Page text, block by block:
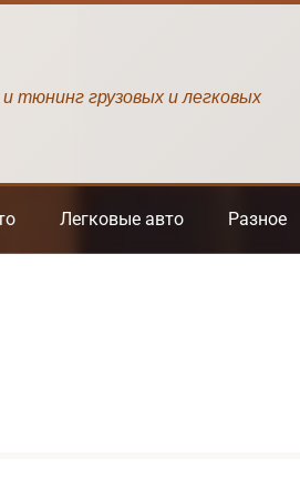
тюнинг грузовых и легковых
Легковые авто Разное